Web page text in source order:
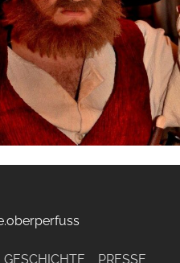
GESCHICHTE PRESSE